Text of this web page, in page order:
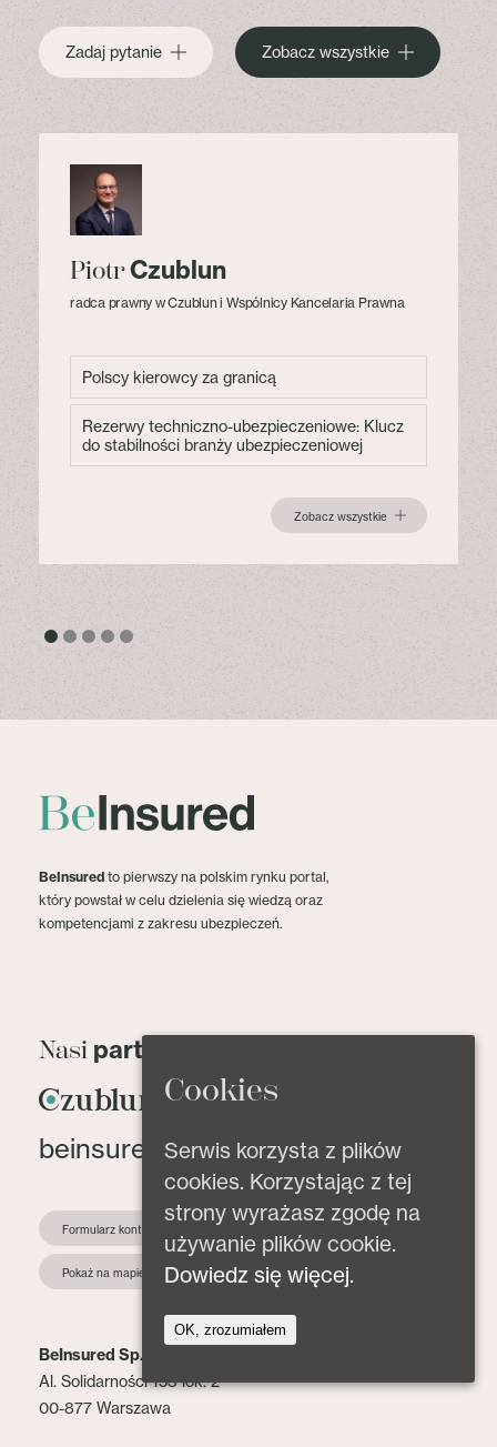
Zadaj pytanie Zobacz wszystkie
PiotrCzublun
radca prawny w Czublun i Wspólnicy Kancelaria Prawna
Polscy kierowcy za granicą
Rezerwy techniczno-ubezpieczeniowe: Klucz
do stabilności branży ubezpieczeniowej
Zobacz wszystkie
BeInsured to pierwszy na polskim rynku portal,
który powstał w celu dzielenia się wiedzą oraz
kompetencjami z zakresu ubezpieczeń.
Nasi partnerzy
beinsured@beinsured.pl
Formularz kontaktowy
Pokaż na mapie
BeInsured Sp. z o.o.
Al. Solidarności 153 lok. 2
00-877 Warszawa
Cookies
Serwis korzysta z plików
cookies. Korzystając z tej
strony wyrażasz zgodę na
używanie plików cookie.
Dowiedz się więcej.
OK, zrozumiałem